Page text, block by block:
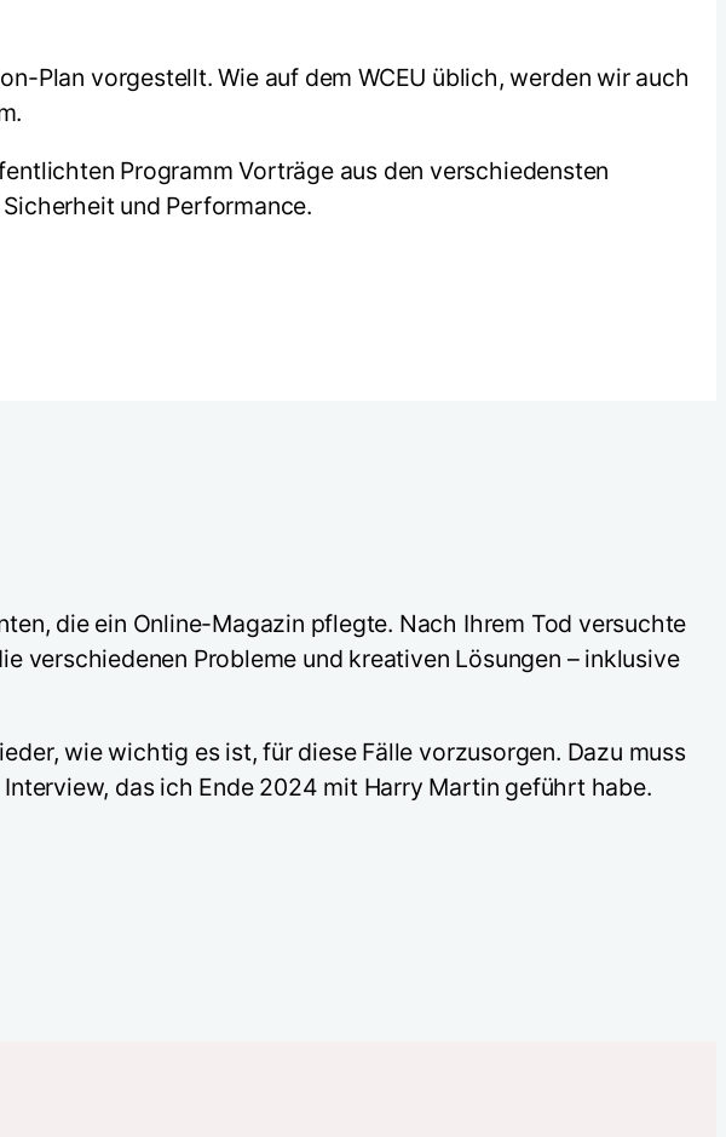
Plan vorgestellt. Wie auf dem WCEU üblich, werden wir auch
Programm Vorträge aus den verschiedensten
und Performance.
die ein Online-Magazin pflegte. Nach Ihrem Tod versuchte
verschiedenen Probleme und kreativen Lösungen – inklusive
wie wichtig es ist, für diese Fälle vorzusorgen. Dazu muss
das ich Ende 2024 mit Harry Martin geführt habe.